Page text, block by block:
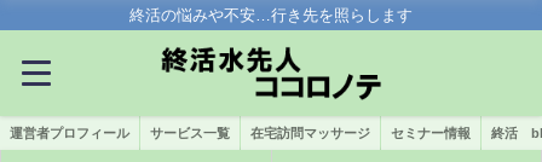
終活の悩みや不安…行き先を照らします
運営者プロフィール サービス一覧 在宅訪問マッサージ セミナー情報 終活